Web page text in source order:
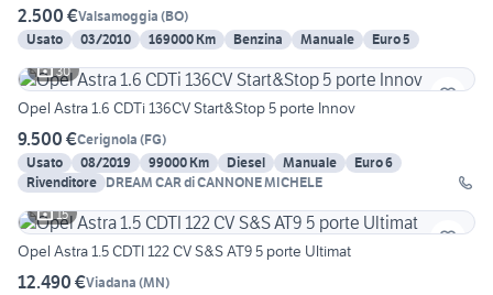
2.500 €Valsamoggia (BO)
Usato
03/2010 169000 Km Benzina Manuale
Euro 5
30
Opel Astra 1.6 CDTi 136CV Start&Stop 5 porte Innov
9.500 €Cerignola (FG)
Usato
08/2019 99000 Km Diesel Manuale
Euro 6
Rivenditore DREAM CAR di CANNONE MICHELE
15
Opel Astra 1.5 CDTI 122 CV S&S AT9 5 porte Ultimat
12.490 €Viadana (MN)